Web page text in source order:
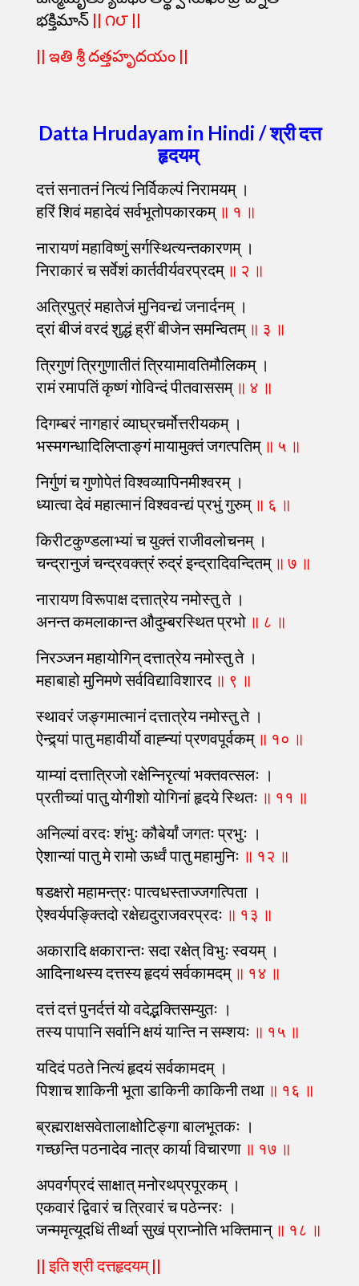
భక్తిమాన్ || ౧౮ ||
|| ఇతి శ్రీ దత్తహృదయం ||
Datta Hrudayam in Hindi / श्री दत्त
हृदयम्
दत्तं सनातनं नित्यं निर्विकल्पं निरामयम् ।
हरिं शिवं महादेवं सर्वभूतोपकारकम् ॥ १ ॥
नारायणं महाविष्णुं सर्गस्थित्यन्तकारणम् ।
निराकारं च सर्वेशं कार्तवीर्यवरप्रदम् ॥ २ ॥
अत्रिपुत्रं महातेजं मुनिवन्द्यं जनार्दनम् ।
द्रां बीजं वरदं शुद्धं ह्रीं बीजेन समन्वितम् ॥ ३ ॥
त्रिगुणं त्रिगुणातीतं त्रियामावतिमौलिकम् ।
रामं रमापतिं कृष्णं गोविन्दं पीतवाससम् ॥ ४ ॥
दिगम्बरं नागहारं व्याघ्रचर्मोत्तरीयकम् ।
भस्मगन्धादिलिप्ताङ्गं मायामुक्तं जगत्पतिम् ॥ ५ ॥
निर्गुणं च गुणोपेतं विश्वव्यापिनमीश्वरम् ।
ध्यात्वा देवं महात्मानं विश्ववन्द्यं प्रभुं गुरुम् ॥ ६ ॥
किरीटकुण्डलाभ्यां च युक्तं राजीवलोचनम् ।
चन्द्रानुजं चन्द्रवक्त्रं रुद्रं इन्द्रादिवन्दितम् ॥ ७ ॥
नारायण विरूपाक्ष दत्तात्रेय नमोस्तु ते ।
अनन्त कमलाकान्त औदुम्बरस्थित प्रभो ॥ ८ ॥
निरञ्जन महायोगिन् दत्तात्रेय नमोस्तु ते ।
महाबाहो मुनिमणे सर्वविद्याविशारद ॥ ९ ॥
स्थावरं जङ्गमात्मानं दत्तात्रेय नमोस्तु ते ।
ऐन्द्र्यां पातु महावीर्यो वाह्न्यां प्रणवपूर्वकम्॥ १० ॥
याम्यां दत्तात्रिजो रक्षेन्निरृत्यां भक्तवत्सलः ।
प्रतीच्यां पातु योगीशो योगिनां हृदये स्थितः ॥ ११ ॥
अनिल्यां वरदः शंभुः कौबेर्यां जगतः प्रभुः ।
ऐशान्यां पातु मे रामो ऊर्ध्वं पातु महामुनिः ॥ १२ ॥
षडक्षरो महामन्त्रः पात्वधस्ताज्जगत्पिता ।
ऐश्वर्यपङ्क्तिदो रक्षेद्यदुराजवरप्रदः ॥ १३ ॥
अकारादि क्षकारान्तः सदा रक्षेत् विभुः स्वयम् ।
आदिनाथस्य दत्तस्य हृदयं सर्वकामदम् ॥ १४ ॥
दत्तं दत्तं पुनर्दत्तं यो वदेद्भक्तिसम्युतः ।
तस्य पापानि सर्वानि क्षयं यान्ति न सम्शयः ॥ १५ ॥
यदिदं पठते नित्यं हृदयं सर्वकामदम् ।
पिशाच शाकिनी भूता डाकिनी काकिनी तथा ॥ १६ ॥
ब्रह्मराक्षसवेतालाक्षोटिङ्गा बालभूतकः ।
गच्छन्ति पठनादेव नात्र कार्या विचारणा ॥ १७ ॥
अपवर्गप्रदं साक्षात् मनोरथप्रपूरकम् ।
एकवारं द्विवारं च त्रिवारं च पठेन्नरः ।
जन्ममृत्यूदधिं तीर्थ्वा सुखं प्राप्नोति भक्तिमान् ॥ १८ ॥
|| इति श्री दत्तहृदयम् ||